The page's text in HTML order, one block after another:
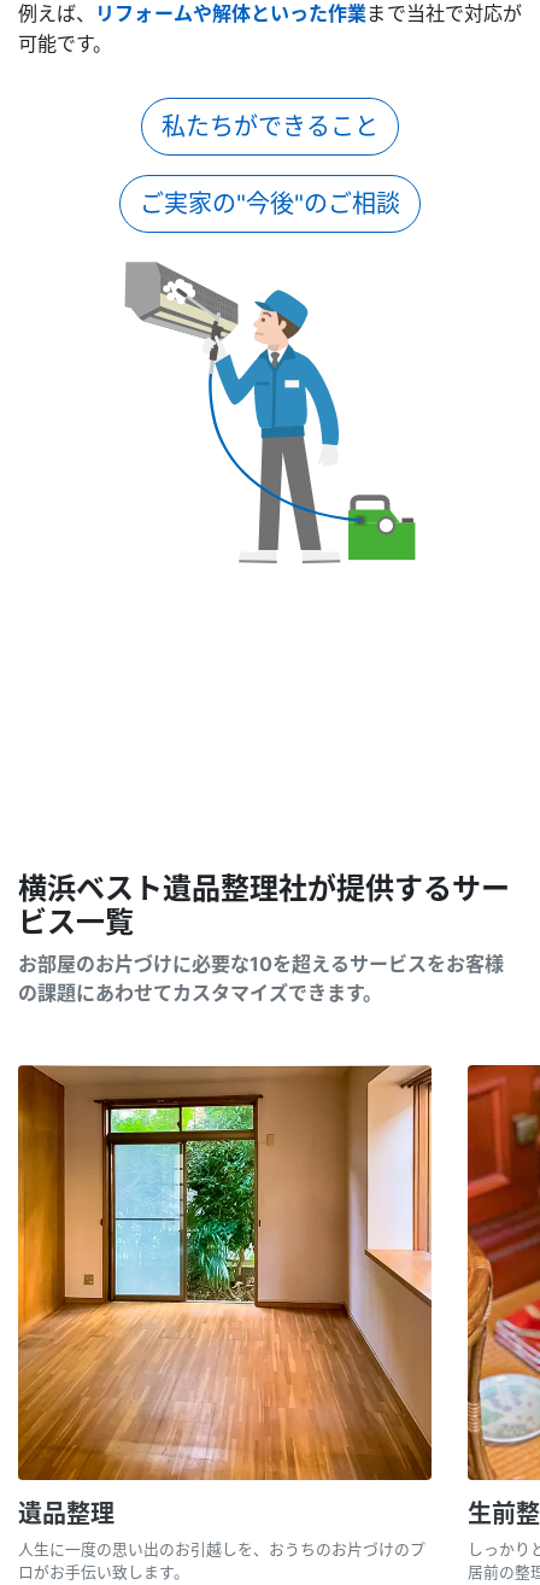
例えば、 リフォームや解体といった作業まで当社で対応が
可能です。
私たちができること
ご実家の"今後"のご相談
横浜ベスト遺品整理社が提供するサー
ビス一覧
お部屋のお片づけに必要な10を超えるサービスをお客様
の課題にあわせてカスタマイズできます。
遺品整理
人生に一度の思い出のお引越しを、おうちのお片づけのプ
ロがお手伝い致します。
生前
しっかり
居前の整